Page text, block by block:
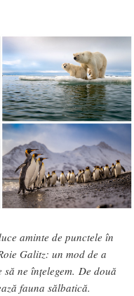
aminte de punctele în
Galitz: un mod de a
ne înțelegem. De două
fauna sălbatică.